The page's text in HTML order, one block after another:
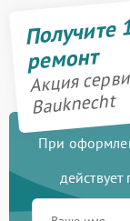
ремонт
Акция
Bauknecht
При